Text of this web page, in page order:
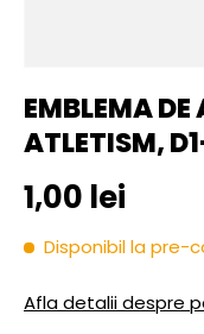
EMBLEMA
ATLETISM,
Pret initial
1,00 lei
Disponibil la pre-
Afla detalii despre